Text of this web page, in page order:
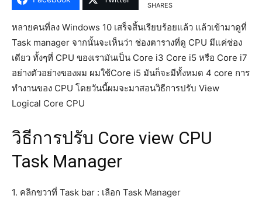
SHARES
หลายคนที่ลง Windows 10 เสร็จสิ้นเรียบร้อยแล้ว แล้วเข้ามาดูที่
Task manager จากนั้นจะเห็นว่า ช่องตารางที่ดู CPU มีแค่ช่อง
เดียว ทั้งๆที่ CPU ของเรามันเป็น Core i3 Core i5 หรือ Core i7
อย่างตัวอย่างของผม ผมใช้Core i5 มันก็จะมีทั้งหมด 4 core การ
ทำงานของ CPU โดยวันนี้ผมจะมาสอนวิธีการปรับ View
Logical Core CPU
วิธีการปรับ Core view CPU
Task Manager
1. คลิกขวาที่ Task bar : เลือก Task Manager